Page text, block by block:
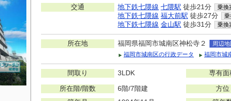
交通 地下鉄七隈線 七隈駅 徒歩21分 乗換
地下鉄七隈線 福大前駅 徒歩27分
地下鉄七隈線 金山駅 徒歩31分 乗換
所在地 福岡県福岡市城南区神松寺２
周辺
福岡市城南区の行政データ
福岡市城
間取り 3LDK
専有面
所在階/階数
6階/7階建
方位